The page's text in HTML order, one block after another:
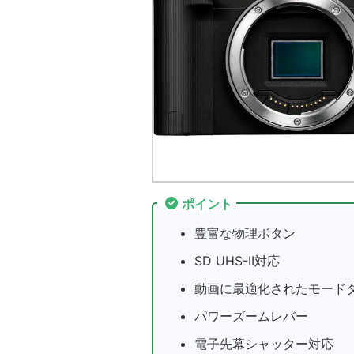
ポイント
豊富な物理ボタン
SD UHS-II対応
動画に最適化されたモード
パワーズームレバー
電子先幕シャッター対応